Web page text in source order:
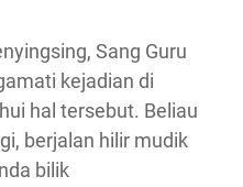
Sang Guru
kejadian di
hal tersebut. Beliau
berjalan hilir mudik
bilik